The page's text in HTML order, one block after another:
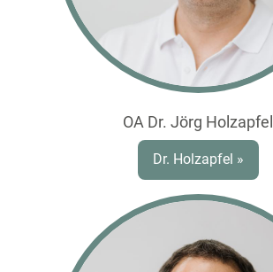
OA Dr. Jörg Holzapfel
Dr. Holzapfel »